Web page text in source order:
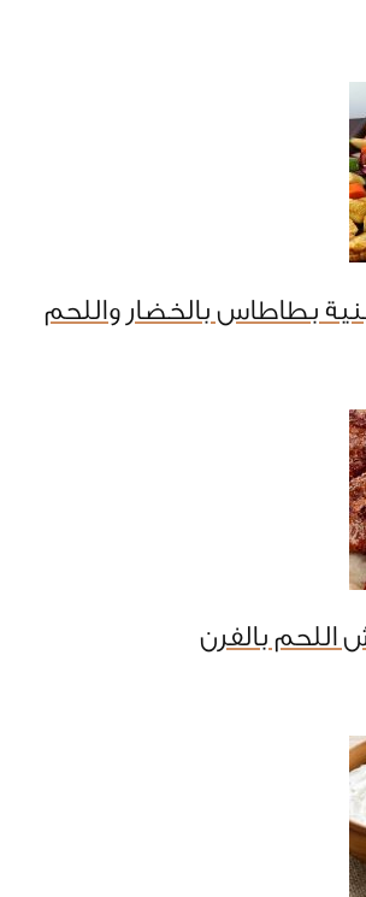
بطاطاس بالخضار واللحم
بالفرن